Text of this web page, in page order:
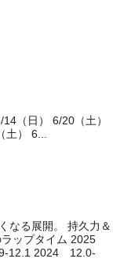
（日） 6/20（土）
） 6...
なる展開。 持久力＆
ップタイム 2025
12.1 2024 12.0-